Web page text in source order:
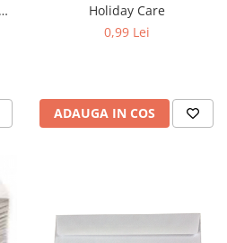
Holiday Care
0,99 Lei
ADAUGA IN COS